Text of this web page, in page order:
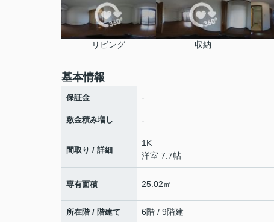
リビング 収納
基本情報
保証金 -
敷金積み増し -
間取り / 詳細
1K
洋室 7.7帖
専有面積 25.02㎡
所在階 / 階建て 6階 / 9階建